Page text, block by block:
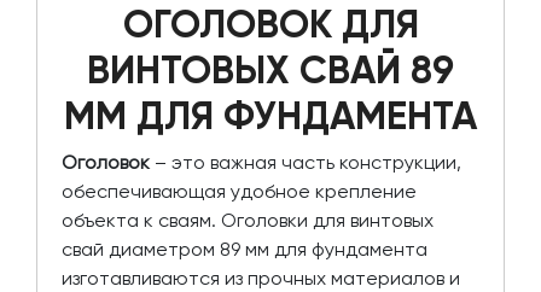
ОГОЛОВОК ДЛЯ
ВИНТОВЫХ СВАЙ 89
ММ ДЛЯ ФУНДАМЕНТА
Оголовок– это важная часть конструкции,
обеспечивающая удобное крепление
объекта к сваям. Оголовки для винтовых
свай диаметром 89 мм для фундамента
изготавливаются из прочных материалов и